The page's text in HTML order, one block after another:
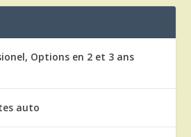
Options en 2 et 3 ans
auto